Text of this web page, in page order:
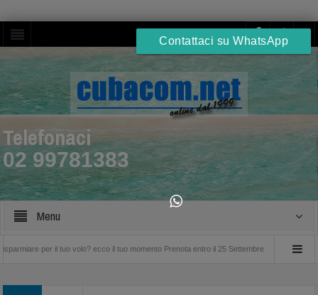
Telefonaci
02 99781383
Menu
il tuo volo? ecco il tuo momento Prenota entro il 25 Settembre Bravo Club Viva
Contattaci su WhatsApp